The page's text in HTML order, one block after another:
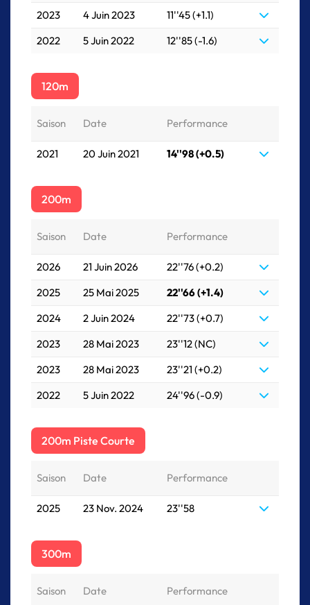
2023
4 Juin 2023
11''45 (+1.1)
2022
5 Juin 2022 12''85 (-1.6)
120m
Saison Date Performance
2021 20 Juin 2021 14''98 (+0.5)
200m
Saison Date Performance
2026 21 Juin 2026
22''76 (+0.2)
2025
25 Mai 2025
22''66 (+1.4)
2024
2 Juin 2024
22''73 (+0.7)
2023
28 Mai 2023
23''12 (NC)
2023
28 Mai 2023
23''21 (+0.2)
2022
5 Juin 2022 24''96 (-0.9)
200m Piste Courte
Saison Date Performance
2025 23 Nov. 2024 23''58
300m
Saison Date Performance